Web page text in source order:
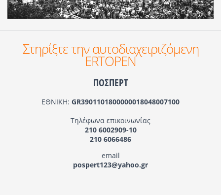
Στηρίξτε την αυτοδιαχειριζόμενη
ERTOPEN
ΠΟΣΠΕΡΤ
ΕΘΝΙΚΗ: GR3901101800000018048007100
Τηλέφωνα επικοινωνίας
210 6002909-10
210 6066486
email
pospert123@yahoo.gr